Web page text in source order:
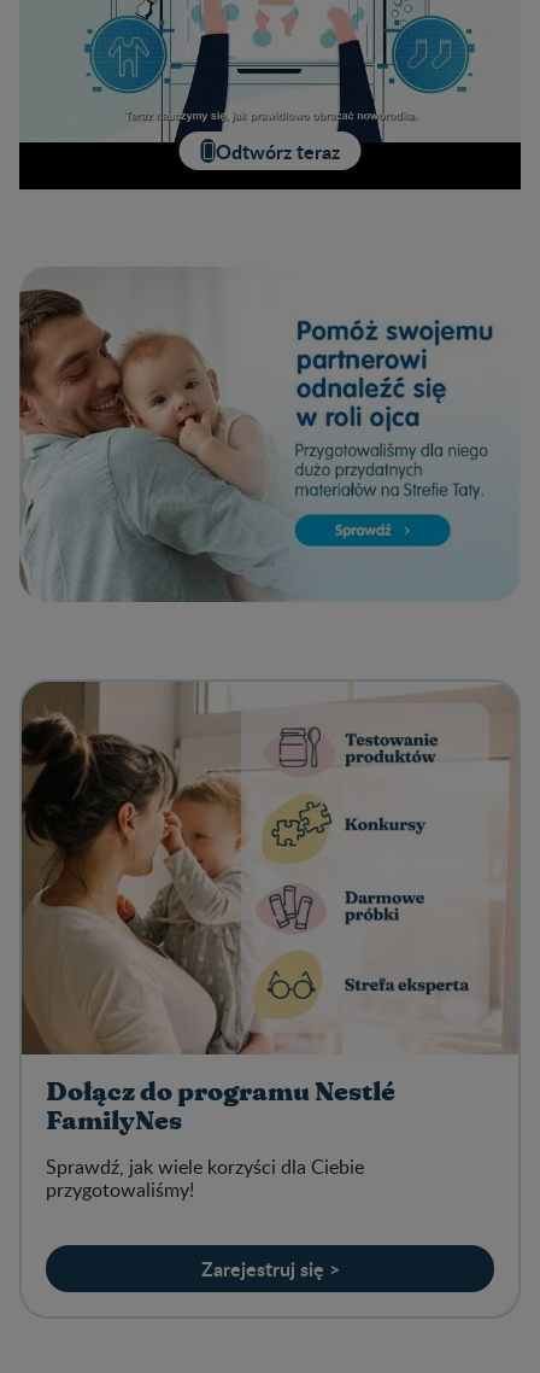
Odtwórz teraz
Dołącz do programu Nestlé
FamilyNes
Sprawdź, jak wiele korzyści dla Ciebie
przygotowaliśmy!
Zarejestruj się >